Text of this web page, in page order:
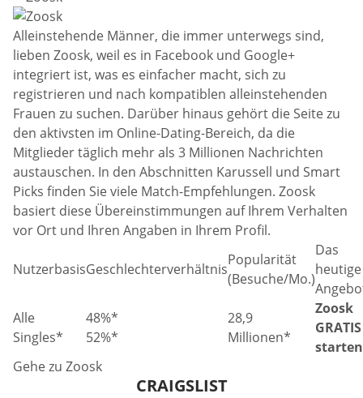
Alleinstehende Männer, die immer unterwegs sind,
lieben Zoosk, weil es in Facebook und Google+
integriert ist, was es einfacher macht, sich zu
registrieren und nach kompatiblen alleinstehenden
Frauen zu suchen. Darüber hinaus gehört die Seite zu
den aktivsten im Online-Dating-Bereich, da die
Mitglieder täglich mehr als 3 Millionen Nachrichten
austauschen. In den Abschnitten Karussell und Smart
Picks finden Sie viele Match-Empfehlungen. Zoosk
basiert diese Übereinstimmungen auf Ihrem Verhalten
vor Ort und Ihren Angaben in Ihrem Profil.
NutzerbasisGeschlechterverhältnis
Popularität
(Besuche/Mo.)
Das
heutige
Alle
Singles*
48%*
52%*
28,9
Millionen*
Zoosk
GRATIS
starten
Gehe zu Zoosk
CRAIGSLIST